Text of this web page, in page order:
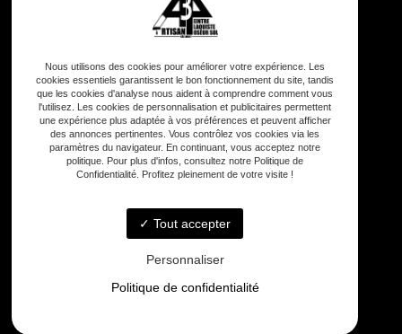
Peinture
Aménagement intérieur
Isolation
Pose de revêtements sols & murs
Nettoyage façade & toiture
Contact
Nous utilisons des cookies pour améliorer votre expérience. Les
cookies essentiels garantissent le bon fonctionnement du site, tandis
que les cookies d'analyse nous aident à comprendre comment vous
l'utilisez. Les cookies de personnalisation et publicitaires permettent
une expérience plus adaptée à vos préférences et peuvent afficher
des annonces pertinentes. Vous contrôlez vos cookies via les
paramètres du navigateur. En continuant, vous acceptez notre
politique. Pour plus d'infos, consultez notre Politique de
Confidentialité. Profitez pleinement de votre visite !
Tout accepter
Personnaliser
Politique de confidentialité